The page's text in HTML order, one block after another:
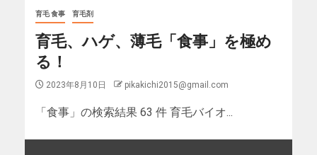
育毛 食事 育毛剤
育毛、ハゲ、薄毛「食事」を極め
る！
2023年8月10日 pikakichi2015@gmail.com
「食事」の検索結果 63 件 育毛バイオ...